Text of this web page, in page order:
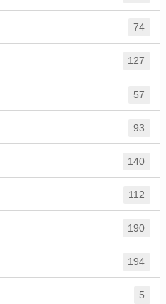
74
127
57
93
140
112
190
194
5